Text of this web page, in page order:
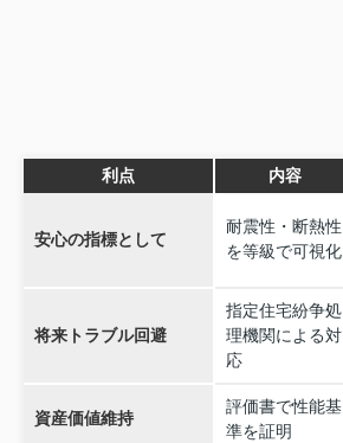
利点 内容
安心の指標として
耐震性・断熱性
を等級で可視化
将来トラブル回避
指定住宅紛争処
理機関による対
応
資産価値維持
評価書で性能基
準を証明